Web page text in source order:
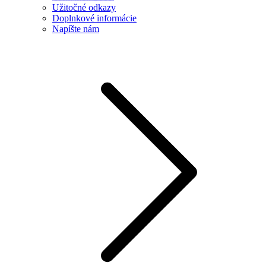
Užitočné odkazy
Doplnkové informácie
Napíšte nám